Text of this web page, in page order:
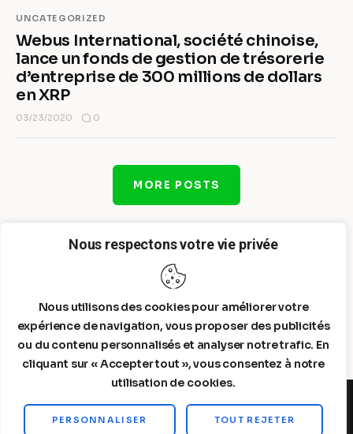
Nous respectons votre vie privée
Nous utilisons des cookies pour améliorer votre
expérience de navigation, vous proposer des publicités
ou du contenu personnalisés et analyser notre trafic. En
cliquant sur « Accepter tout », vous consentez à notre
utilisation de cookies.
PERSONNALISER TOUT REJETER
UNCATEGORIZED
Webus International, société chinoise,
lance un fonds de gestion de trésorerie
d’entreprise de 300 millions de dollars
en XRP
03/23/2020 0
MORE POSTS